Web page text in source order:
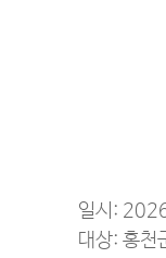
일시:
대상: 홍천